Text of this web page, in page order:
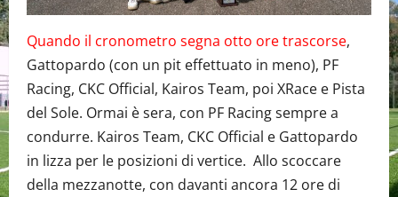
Quando il cronometro segna otto ore trascorse,
Gattopardo (con un pit effettuato in meno), PF
Racing, CKC Official, Kairos Team, poi XRace e Pista
del Sole. Ormai è sera, con PF Racing sempre a
condurre. Kairos Team, CKC Official e Gattopardo
in lizza per le posizioni di vertice. Allo scoccare
della mezzanotte, con davanti ancora 12 ore di